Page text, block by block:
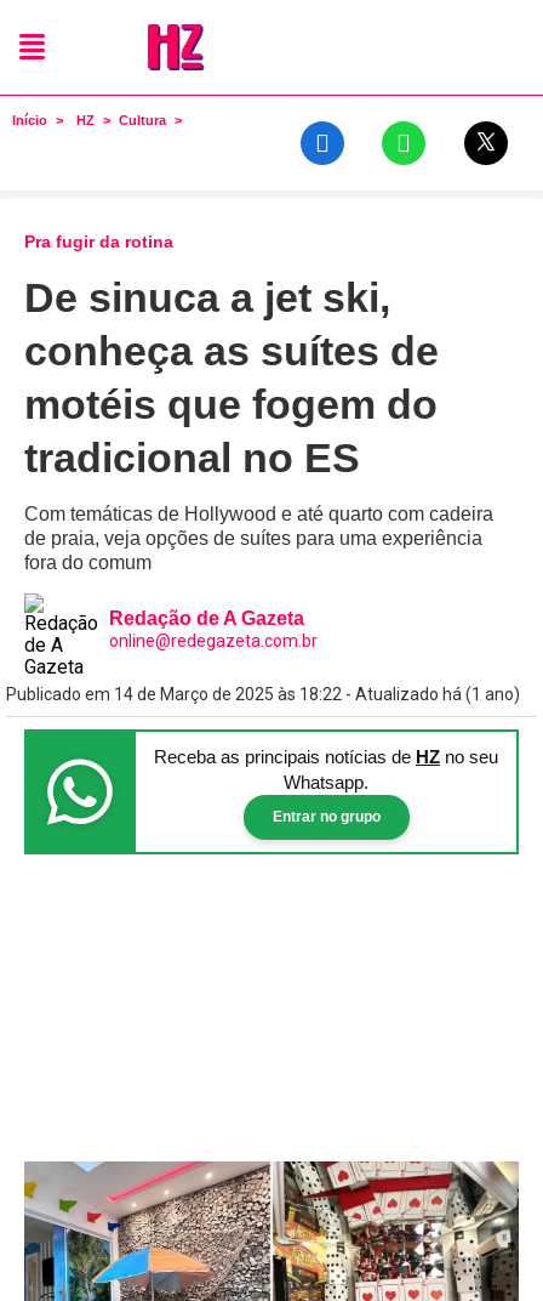
Início HZ Cultura
Pra fugir da rotina
De sinuca a jet ski,
conheça as suítes de
motéis que fogem do
tradicional no ES
Com temáticas de Hollywood e até quarto com cadeira
de praia, veja opções de suítes para uma experiência
fora do comum
Redação de A Gazeta
online@redegazeta.com.br
Publicado em 14 de Março de 2025 às 18:22 - Atualizado há (1 ano)
Receba as principais notícias de HZ no seu
Whatsapp.
Entrar no grupo